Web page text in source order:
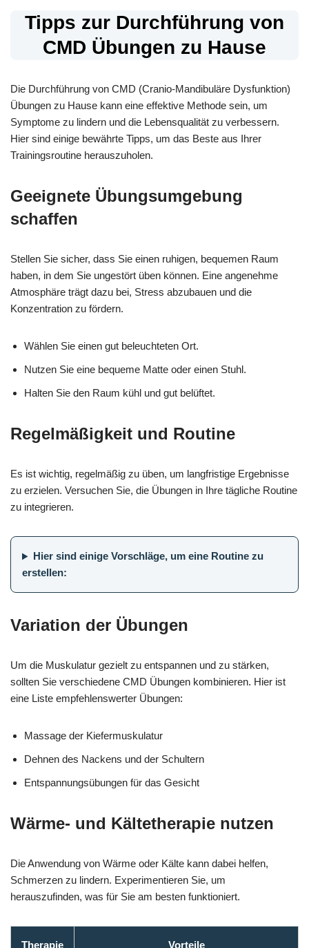
Tipps zur Durchführung von
CMD Übungen zu Hause
Die Durchführung von CMD (Cranio-Mandibuläre Dysfunktion)
Übungen zu Hause kann eine effektive Methode sein, um
Symptome zu lindern und die Lebensqualität zu verbessern.
Hier sind einige bewährte Tipps, um das Beste aus Ihrer
Trainingsroutine herauszuholen.
Geeignete Übungsumgebung
schaffen
Stellen Sie sicher, dass Sie einen ruhigen, bequemen Raum
haben, in dem Sie ungestört üben können. Eine angenehme
Atmosphäre trägt dazu bei, Stress abzubauen und die
Konzentration zu fördern.
Wählen Sie einen gut beleuchteten Ort.
Nutzen Sie eine bequeme Matte oder einen Stuhl.
Halten Sie den Raum kühl und gut belüftet.
Regelmäßigkeit und Routine
Es ist wichtig, regelmäßig zu üben, um langfristige Ergebnisse
zu erzielen. Versuchen Sie, die Übungen in Ihre tägliche Routine
zu integrieren.
Hier sind einige Vorschläge, um eine Routine zu
erstellen:
Variation der Übungen
Um die Muskulatur gezielt zu entspannen und zu stärken,
sollten Sie verschiedene CMD Übungen kombinieren. Hier ist
eine Liste empfehlenswerter Übungen:
Massage der Kiefermuskulatur
Dehnen des Nackens und der Schultern
Entspannungsübungen für das Gesicht
Wärme- und Kältetherapie nutzen
Die Anwendung von Wärme oder Kälte kann dabei helfen,
Schmerzen zu lindern. Experimentieren Sie, um
herauszufinden, was für Sie am besten funktioniert.
Therapie Vorteile